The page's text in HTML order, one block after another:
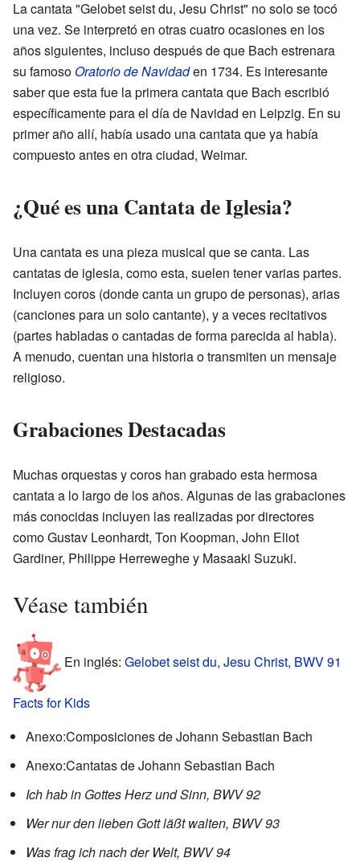
La cantata "Gelobet seist du, Jesu Christ" no solo se tocó
una vez. Se interpretó en otras cuatro ocasiones en los
años siguientes, incluso después de que Bach estrenara
su famosoOratorio de Navidaden 1734. Es interesante
saber que esta fue la primera cantata que Bach escribió
específicamente para el día de Navidad en Leipzig. En su
primer año allí, había usado una cantata que ya había
compuesto antes en otra ciudad, Weimar.
¿Qué es una Cantata de Iglesia?
Una cantata es una pieza musical que se canta. Las
cantatas de iglesia, como esta, suelen tener varias partes.
Incluyen coros (donde canta un grupo de personas), arias
(canciones para un solo cantante), y a veces recitativos
(partes habladas o cantadas de forma parecida al habla).
A menudo, cuentan una historia o transmiten un mensaje
religioso.
Grabaciones Destacadas
Muchas orquestas y coros han grabado esta hermosa
cantata a lo largo de los años. Algunas de las grabaciones
más conocidas incluyen las realizadas por directores
como Gustav Leonhardt, Ton Koopman, John Eliot
Gardiner, Philippe Herreweghe y Masaaki Suzuki.
Véase también
En inglés: Gelobet seist du, Jesu Christ, BWV 91
Facts for Kids
Anexo:Composiciones de Johann Sebastian Bach
Anexo:Cantatas de Johann Sebastian Bach
Ich hab in Gottes Herz und Sinn, BWV 92
Wer nur den lieben Gott läßt walten, BWV 93
Was frag ich nach der Welt, BWV 94